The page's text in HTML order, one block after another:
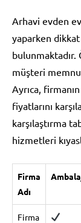
Arhavi evden
yaparken
bulunmaktadır.
müşteri
Ayrıca,
fiyatlarını
karşılaştırma
hizmetleri
Firma
Adı
Firma